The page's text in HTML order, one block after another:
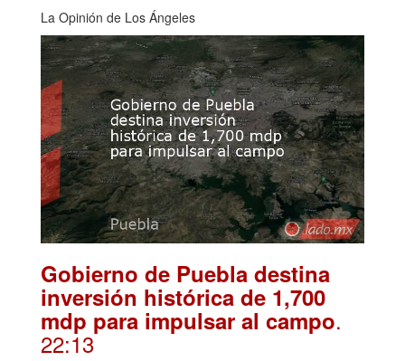
La Opinión de Los Ángeles
Gobierno de Puebla destina
inversión histórica de 1,700
mdp para impulsar al campo.
22:13